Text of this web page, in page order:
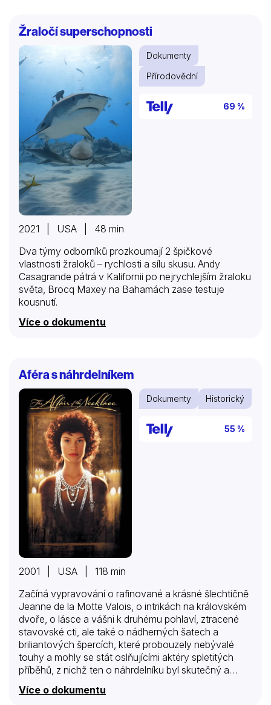
Žraločí superschopnosti
Dokumenty
Přírodovědní
69 %
2021 | USA | 48 min
Dva týmy odborníků prozkoumají 2 špičkové
vlastnosti žraloků – rychlosti a sílu skusu. Andy
Casagrande pátrá v Kalifornii po nejrychlejším žraloku
světa, Brocq Maxey na Bahamách zase testuje
kousnutí.
Více o dokumentu
Aféra s náhrdelníkem
Dokumenty Historický
55 %
2001 | USA | 118 min
Začíná vypravování o rafinované a krásné šlechtičně
Jeanne de la Motte Valois, o intrikách na královském
dvoře, o lásce a vášni k druhému pohlaví, ztracené
stavovské cti, ale také o nádherných šatech a
briliantových špercích, které probouzely nebývalé
touhy a mohly se stát oslňujícími aktéry spletitých
příběhů, z nichž ten o náhrdelníku byl skutečný a
Valois, malá Jeanne, si žila jako v bavlnce až do
Více o dokumentu